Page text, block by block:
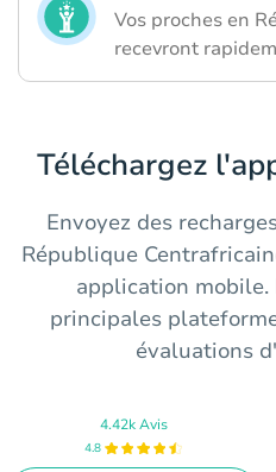
Vos proches en
recevront
Téléchargez
Envoyez des
République
application
principales
évaluations
4.42k Avis
4.8